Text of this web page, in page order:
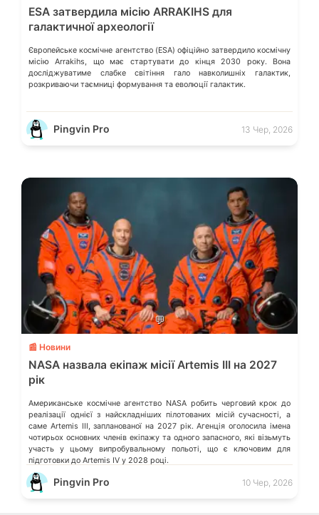
ESA затвердила місію ARRAKIHS для
галактичної археології
Європейське космічне агентство (ESA) офіційно затвердило космічну
місію Arrakihs, що має стартувати до кінця 2030 року. Вона
досліджуватиме слабке світіння гало навколишніх галактик,
розкриваючи таємниці формування та еволюції галактик.
Pingvin Pro 13 Чер, 2026
💬
📰 Новини
NASA назвала екіпаж місії Artemis III на 2027
рік
Американське космічне агентство NASA робить черговий крок до
реалізації однієї з найскладніших пілотованих місій сучасності, а
саме Artemis III, запланованої на 2027 рік. Агенція оголосила імена
чотирьох основних членів екіпажу та одного запасного, які візьмуть
участь у цьому випробувальному польоті, що є ключовим для
підготовки до Artemis IV у 2028 році.
Pingvin Pro 10 Чер, 2026